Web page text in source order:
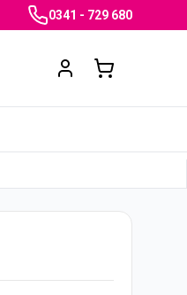
0341 - 729 680